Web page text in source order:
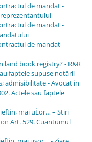
de mandat -
de mandat -
de mandat -
book registry? - R&R
faptele supuse notării
admisibilitate - Avocat in
Actele sau faptele
mai uÈor… – Stiri
Art. 529. Cuantumul